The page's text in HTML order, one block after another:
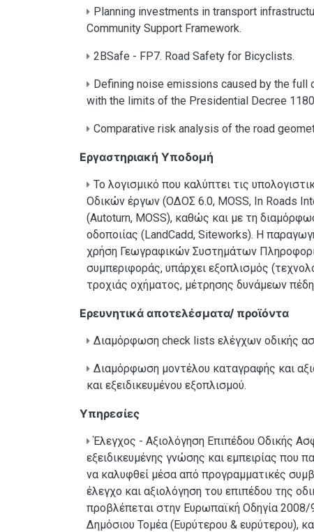
Planning investments in transport
Community Support Framework.
2BSafe - FP7. Road Safety for Bicyclists.
Defining noise emissions caused by the full
with the limits of the Presidential Decree
Comparative risk analysis of the road
Εργαστηριακή Υποδομή
Το λογισμικό που καλύπτει τις
Οδικών έργων (ΟΔΟΣ 6.0, MOSS, In Roads
(Autoturn, MOSS), καθώς και με τη
οδοποιίας (LandCadd, Siteworks). Η
χρήση Γεωγραφικών Συστημάτων
συμπεριφοράς, υπάρχει εξοπλισμός
τροχιάς οχήματος, μέτρησης δυνάμεων
Ερευνητικά αποτελέσματα/ προϊόντα
Διαμόρφωση check lists ελέγχων οδικής
Διαμόρφωση μοντέλου καταγραφής και
και εξειδικευμένου εξοπλισμού.
Υπηρεσίες
Έλεγχος - Αξιολόγηση Επιπέδου Οδικής
εξειδικευμένης γνώσης και εμπειρίας που
να καλυφθεί μέσα από προγραμματικές
έλεγχο και αξιολόγηση του επιπέδου της
προβλέπεται στην Ευρωπαϊκή Οδηγία
Δημόσιου Τομέα (Ευρύτερου & ευρύτερου),